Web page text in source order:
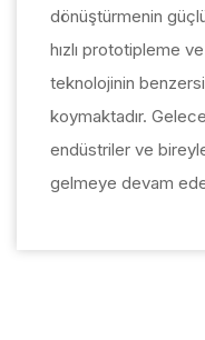
dönüştürmenin güçlü
hızlı prototipleme
teknolojinin
koymaktadır.
endüstriler ve
gelmeye devam